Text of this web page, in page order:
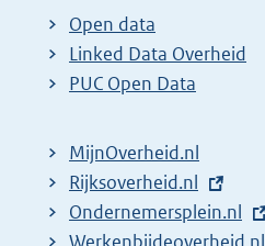
t
e
r
l
i
n
Open data
Linked Data Overheid
PUC Open Data
MijnOverheid.nl
E
x
t
Rijksoverheid.nl
E
x
Ondernemersplein.nl
E
Werkenbijdeoverheid.nl